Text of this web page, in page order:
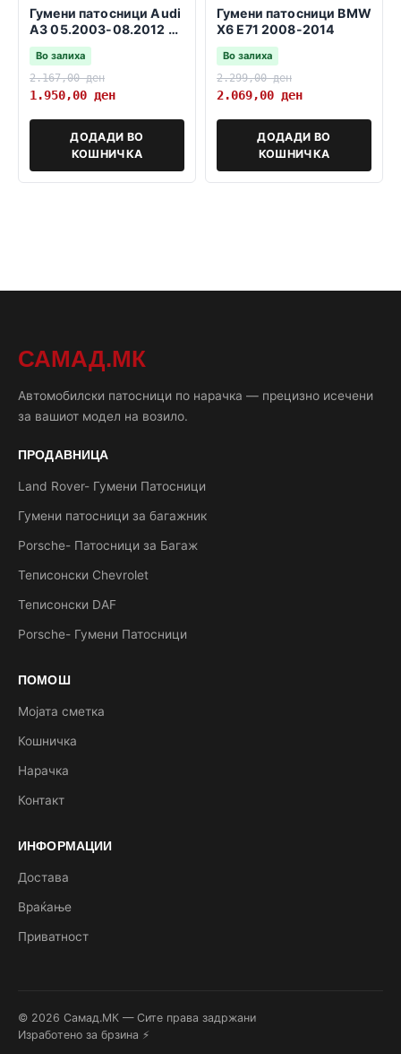
Гумени патосници Audi
A3 05.2003-08.2012 3
и 5 врати SB
Во залиха
2.167,00ден
1.950,00 ден
ДОДАДИ ВО
КОШНИЧКА
Гумени патосници BMW
X6 E71 2008-2014
Во залиха
2.299,00ден
2.069,00 ден
ДОДАДИ ВО
КОШНИЧКА
САМАД.МК
Автомобилски патосници по нарачка — прецизно исечени
за вашиот модел на возило.
ПРОДАВНИЦА
Land Rover- Гумени Патосници
Гумени патосници за багажник
Porsche- Патосници за Багаж
Теписонски Chevrolet
Теписонски DAF
Porsche- Гумени Патосници
ПОМОШ
Мојата сметка
Кошничка
Нарачка
Контакт
ИНФОРМАЦИИ
Достава
Враќање
Приватност
© 2026 Самад.МК — Сите права задржани
Изработено за брзина ⚡